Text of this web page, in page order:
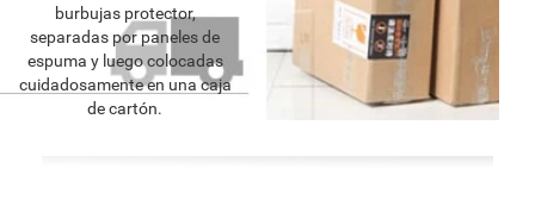
burbujas protector,
separadas por paneles de
espuma y luego colocadas
cuidadosamente en una caja
de cartón.